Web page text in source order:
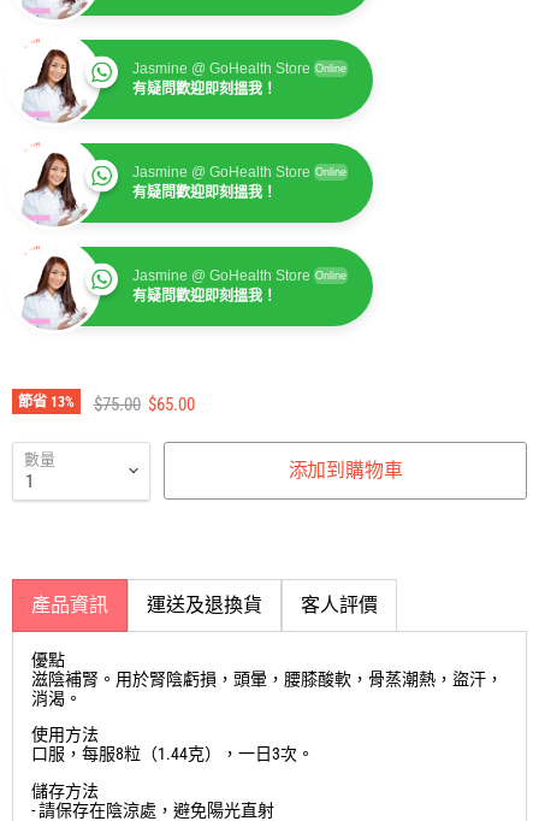
Jasmine @ GoHealth Store Online
有疑問歡迎即刻搵我！
Jasmine @ GoHealth Store Online
有疑問歡迎即刻搵我！
Jasmine @ GoHealth Store Online
有疑問歡迎即刻搵我！
節省 13% 建議零售價
$75.00 售價
$65.00
數量 添加到購物車
產品資訊 運送及退換貨 客人評價
優點
滋陰補腎。用於腎陰虧損，頭暈，腰膝酸軟，骨蒸潮熱，盜汗，
消渴。
使用方法
口服，每服8粒（1.44克），一日3次。
儲存方法
- 請保存在陰涼處，避免陽光直射